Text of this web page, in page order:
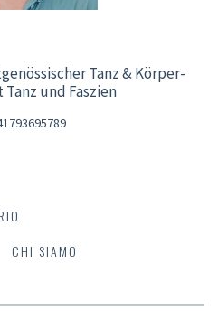
Tanz & Körper-
und Faszien
CHI SIAMO